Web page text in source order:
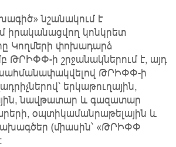
նշանակում է
իրականացվող կոնկրետ
Կողմերի փոխադարձ
ԹՐԻՓՓ-ի շրջանակներում է, այդ
ԹՐԻՓՓ-ի
երկաթուղային,
նավթատար և գազատար
օպտիկամանրաթելային և
(միասին՝ «ԹՐԻՓՓ